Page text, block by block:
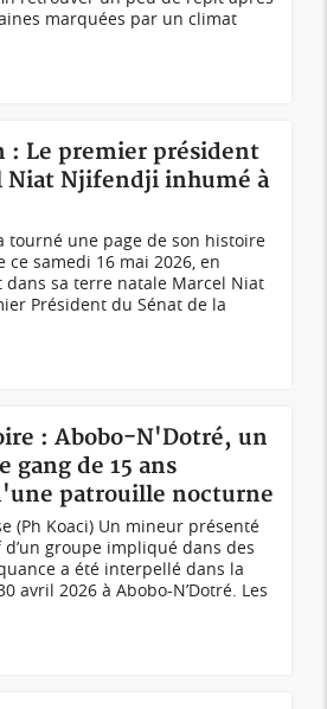
marquées par un climat
: Le premier président
Niat Njifendji inhumé à
tourné une page de son histoire
samedi 16 mai 2026, en
dans sa terre natale Marcel Niat
Président du Sénat de la
: Abobo-N'Dotré, un
gang de 15 ans
patrouille nocturne
(Ph Koaci) Un mineur présenté
groupe impliqué dans des
a été interpellé dans la
avril 2026 à Abobo-N’Dotré. Les